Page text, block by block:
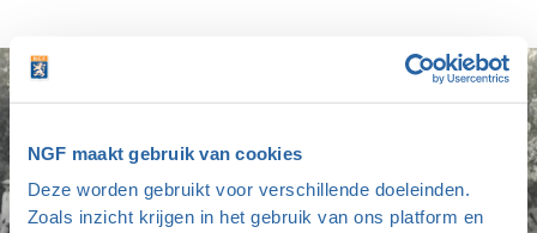
NGF maakt gebruik van cookies
Deze worden gebruikt voor verschillende doeleinden.
Zoals inzicht krijgen in het gebruik van ons platform en